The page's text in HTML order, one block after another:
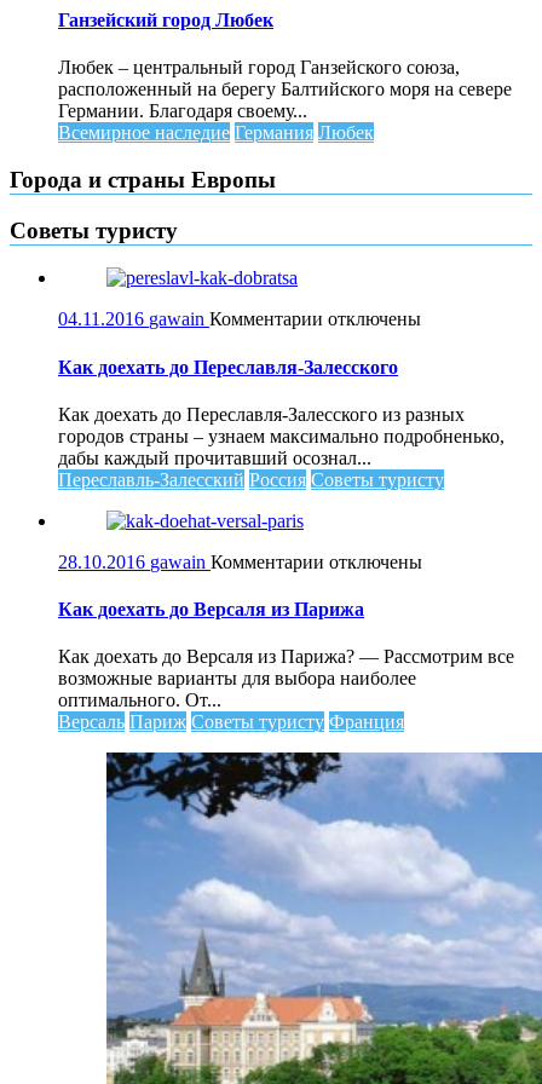
Любек
Ганзейский город Любек
Любек – центральный город Ганзейского союза,
расположенный на берегу Балтийского моря на севере
Германии. Благодаря своему...
Всемирное наследие Германия Любек
Города и страны Европы
Советы туристу
04.11.2016 gawain Комментарии к
Как
доехать
Переславля-
Залесского
отключены
Как доехать до Переславля-Залесского
Как доехать до Переславля-Залесского из разных
городов страны – узнаем максимально подробненько,
дабы каждый прочитавший осознал...
Переславль-Залесский Россия Советы туристу
28.10.2016 gawain Комментарии к
Как
доехать
Версаля
из
Парижа
отключены
Как доехать до Версаля из Парижа
Как доехать до Версаля из Парижа? — Рассмотрим все
возможные варианты для выбора наиболее
оптимального. От...
Версаль Париж Советы туристу Франция